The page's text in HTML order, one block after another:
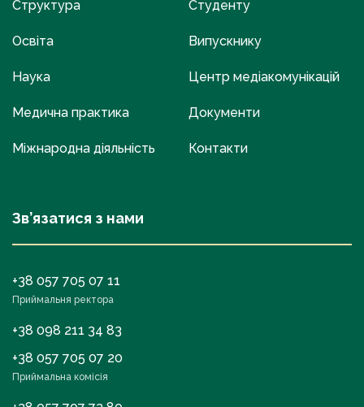
Структура
Освіта
Наука
Медична практика
Міжнародна діяльність
Студенту
Випускнику
Центр медіакомунікацій
Документи
Контакти
Зв’язатися з нами
+38 057 705 07 11
Приймальня ректора
+38 098 211 34 83
+38 057 705 07 20
Приймальна комісія